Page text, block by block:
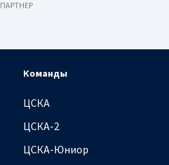
ПАРТНЕР
Команды
ЦСКА
ЦСКА-2
ЦСКА-Юниор